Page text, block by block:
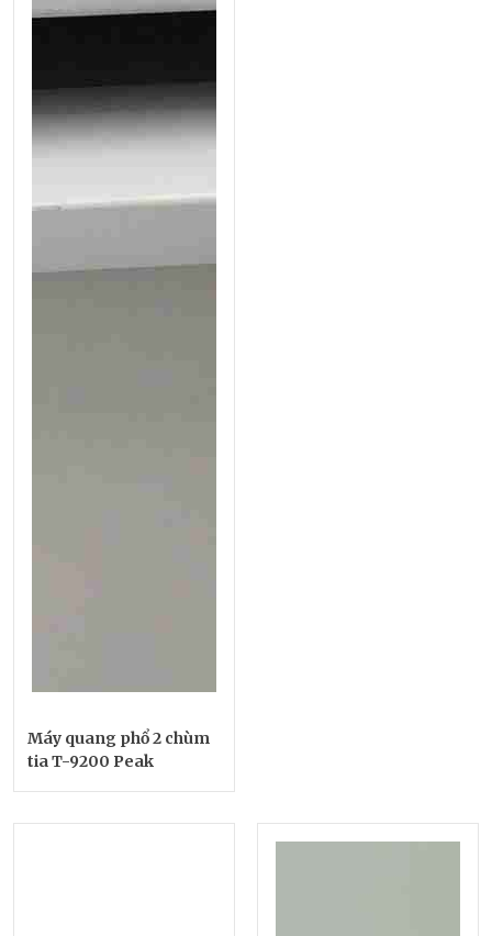
Máy quang phổ 2 chùm
tia T-9200 Peak